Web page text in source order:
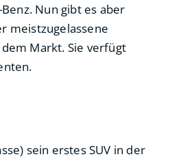
Nun gibt es aber
meistzugelassene
Markt. Sie verfügt
sein erstes SUV in der